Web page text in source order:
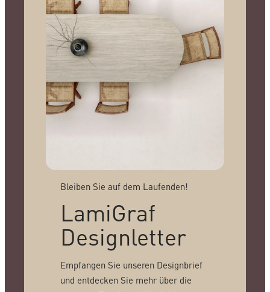
Bleiben Sie auf dem Laufenden!
LamiGraf
Designletter
Empfangen Sie unseren Designbrief
und entdecken Sie mehr über die